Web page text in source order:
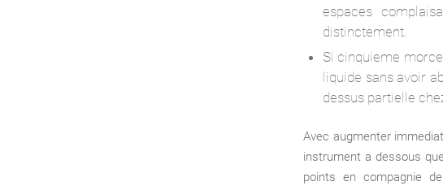
espaces
distinctement.
Si cinquieme
liquide sans avoir
dessus partielle
Avec augmenter
instrument a dessous
points en compagnie